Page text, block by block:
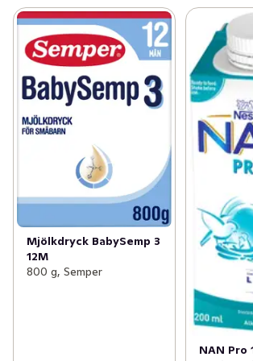
- INNEHÅLLER JÄRN. NAN PRO 3 är en
som bidrar till en normal kognitiv
- INNEHÅLLER D-VITAMIN &
innehåller vitamin D och kalcium som
att barns benstomme ska växa och
vitamin bidrar också till immunsystemets
funktion hos barn.*
- INNEHÅLLER ALA (α-linolensyra - en
fettsyrorna) och LA (linolsyra - en av
fettsyrorna), de essentiella fettsyrorna
nödvändiga för normal tillväxt och
Samtidigt har produkten lågt innehåll av
*Kom ihåg att en varierad och
hälsosam livsstil är viktigt för barnet.
**Den gynnsamma effekten uppnås vid
på 2 g α-linolensyra (ALA) och ett
Mjölkdryck BabySemp 3
12M
800 g, Semper
NAN Pro